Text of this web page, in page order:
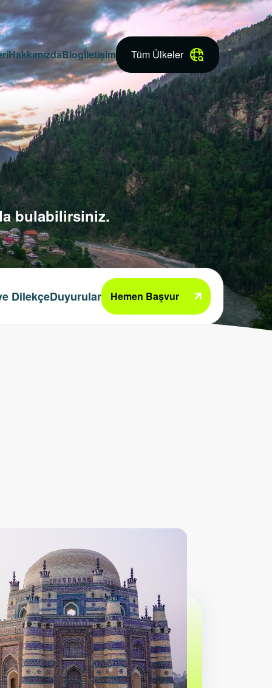
HakkımızdaBlogİletişim Tüm Ülkeler
bulabilirsiniz.
DilekçeDuyurular Hemen Başvur